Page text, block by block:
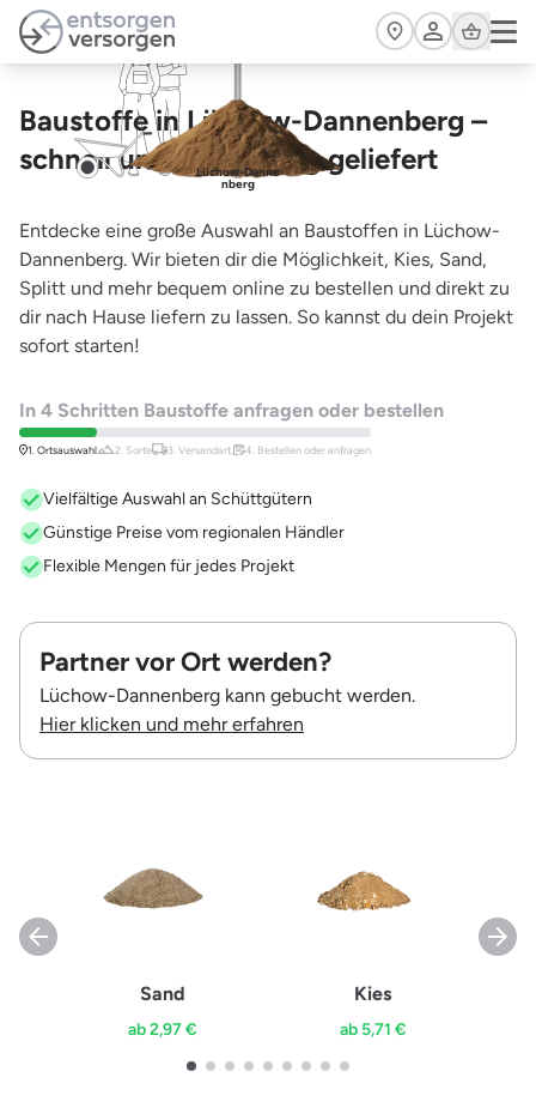
Zum Hauptinhalt springen
Cart
Baustoffe in Lüchow-Dannenberg –
schnell und zuverlässig geliefert
Lüchow-Danne
nberg
Entdecke eine große Auswahl an Baustoffen in Lüchow-
Dannenberg. Wir bieten dir die Möglichkeit, Kies, Sand,
Splitt und mehr bequem online zu bestellen und direkt zu
dir nach Hause liefern zu lassen. So kannst du dein Projekt
sofort starten!
In 4 Schritten Baustoffe anfragen oder bestellen
1. Ortsauswahl 2. Sorte 3. Versandart, 4. Bestellen oder anfragen
Vielfältige Auswahl an Schüttgütern
Günstige Preise vom regionalen Händler
Flexible Mengen für jedes Projekt
Partner vor Ort werden?
Lüchow-Dannenberg kann gebucht werden.
Hier klicken und mehr erfahren
Sand
ab 2,97 €
Kies
ab 5,71 €